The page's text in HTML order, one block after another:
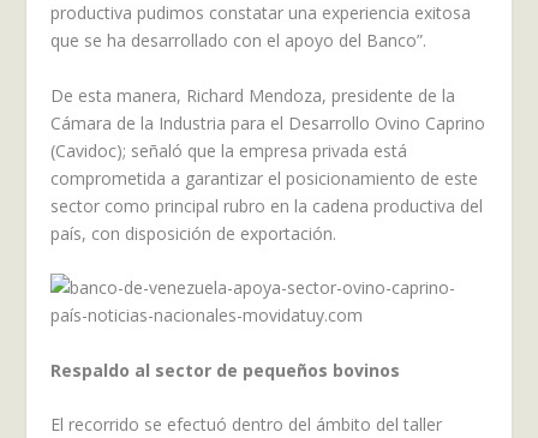
productiva pudimos constatar una experiencia exitosa
que se ha desarrollado con el apoyo del Banco”.
De esta manera, Richard Mendoza, presidente de la
Cámara de la Industria para el Desarrollo Ovino Caprino
(Cavidoc); señaló que la empresa privada está
comprometida a garantizar el posicionamiento de este
sector como principal rubro en la cadena productiva del
país, con disposición de exportación.
Respaldo al sector de pequeños bovinos
El recorrido se efectuó dentro del ámbito del taller